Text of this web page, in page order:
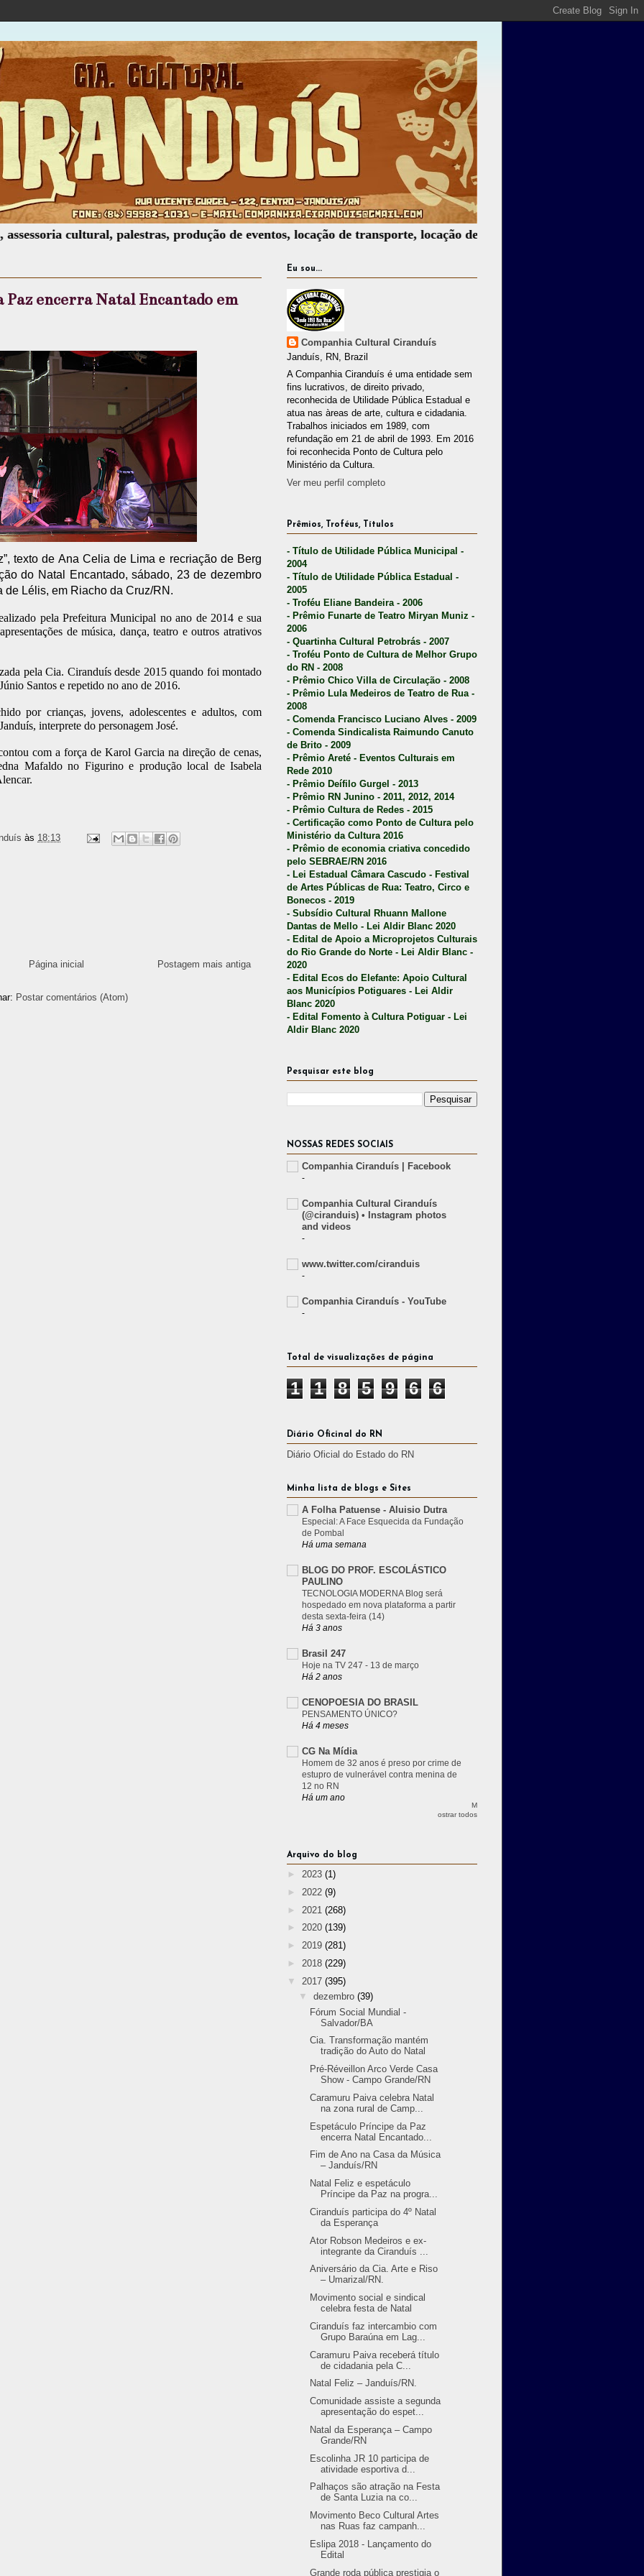
cultural, palestras, produção de eventos, locação de transporte, locação de som, iluminação e muito mais.
Paz encerra Natal Encantado em
texto de Ana Celia de Lima e recriação de Berg
do Natal Encantado, sábado, 23 de dezembro
de Lélis, em Riacho da Cruz/RN.
pela Prefeitura Municipal no ano de 2014 e sua
de música, dança, teatro e outros atrativos
pela Cia. Ciranduís desde 2015 quando foi montado
Santos e repetido no ano de 2016.
por crianças, jovens, adolescentes e adultos, com
interprete do personagem José.
com a força de Karol Garcia na direção de cenas,
Mafaldo no Figurino e produção local de Isabela
às 18:13
Postagem mais antiga
Página inicial
Postar comentários (Atom)
Eu sou...
Companhia Cultural Ciranduís
Janduís, RN, Brazil
A Companhia Ciranduís é uma entidade sem
fins lucrativos, de direito privado,
reconhecida de Utilidade Pública Estadual e
atua nas àreas de arte, cultura e cidadania.
Trabalhos iniciados em 1989, com
refundação em 21 de abril de 1993. Em 2016
foi reconhecida Ponto de Cultura pelo
Ministério da Cultura.
Ver meu perfil completo
Prêmios, Troféus, Títulos
- Título de Utilidade Pública Municipal -
2004
- Título de Utilidade Pública Estadual -
2005
- Troféu Eliane Bandeira - 2006
- Prêmio Funarte de Teatro Miryan Muniz -
2006
- Quartinha Cultural Petrobrás - 2007
- Troféu Ponto de Cultura de Melhor Grupo
do RN - 2008
- Prêmio Chico Villa de Circulação - 2008
- Prêmio Lula Medeiros de Teatro de Rua -
2008
- Comenda Francisco Luciano Alves - 2009
- Comenda Sindicalista Raimundo Canuto
de Brito - 2009
- Prêmio Areté - Eventos Culturais em
Rede 2010
- Prêmio Deífilo Gurgel - 2013
- Prêmio RN Junino - 2011, 2012, 2014
- Prêmio Cultura de Redes - 2015
- Certificação como Ponto de Cultura pelo
Ministério da Cultura 2016
- Prêmio de economia criativa concedido
pelo SEBRAE/RN 2016
- Lei Estadual Câmara Cascudo - Festival
de Artes Públicas de Rua: Teatro, Circo e
Bonecos - 2019
- Subsídio Cultural Rhuann Mallone
Dantas de Mello - Lei Aldir Blanc 2020
- Edital de Apoio a Microprojetos Culturais
do Rio Grande do Norte - Lei Aldir Blanc -
2020
- Edital Ecos do Elefante: Apoio Cultural
aos Municípios Potiguares - Lei Aldir
Blanc 2020
- Edital Fomento à Cultura Potiguar - Lei
Aldir Blanc 2020
Pesquisar este blog
NOSSAS REDES SOCIAIS
Companhia Ciranduís | Facebook
-
Companhia Cultural Ciranduís
(@ciranduis) • Instagram photos
and videos
-
www.twitter.com/ciranduis
-
Companhia Ciranduís - YouTube
-
Total de visualizações de página
1 1 8 5 9 6 6
Diário Oficinal do RN
Diário Oficial do Estado do RN
Minha lista de blogs e Sites
A Folha Patuense - Aluisio Dutra
Especial: A Face Esquecida da Fundação
de Pombal
Há uma semana
BLOG DO PROF. ESCOLÁSTICO
PAULINO
TECNOLOGIA MODERNA Blog será
hospedado em nova plataforma a partir
desta sexta-feira (14)
Há 3 anos
Brasil 247
Hoje na TV 247 - 13 de março
Há 2 anos
CENOPOESIA DO BRASIL
PENSAMENTO ÚNICO?
Há 4 meses
CG Na Mídia
Homem de 32 anos é preso por crime de
estupro de vulnerável contra menina de
12 no RN
Há um ano
M
ostrar todos
Arquivo do blog
► 2023 (1)
► 2022 (9)
► 2021 (268)
► 2020 (139)
► 2019 (281)
► 2018 (229)
▼ 2017 (395)
▼ dezembro (39)
Fórum Social Mundial -
Salvador/BA
Cia. Transformação mantém
tradição do Auto do Natal
Pré-Réveillon Arco Verde Casa
Show - Campo Grande/RN
Caramuru Paiva celebra Natal
na zona rural de Camp...
Espetáculo Príncipe da Paz
encerra Natal Encantado...
Fim de Ano na Casa da Música
– Janduís/RN
Natal Feliz e espetáculo
Príncipe da Paz na progra...
Ciranduís participa do 4º Natal
da Esperança
Ator Robson Medeiros e ex-
integrante da Ciranduís ...
Aniversário da Cia. Arte e Riso
– Umarizal/RN.
Movimento social e sindical
celebra festa de Natal
Ciranduís faz intercambio com
Grupo Baraúna em Lag...
Caramuru Paiva receberá título
de cidadania pela C...
Natal Feliz – Janduís/RN.
Comunidade assiste a segunda
apresentação do espet...
Natal da Esperança – Campo
Grande/RN
Escolinha JR 10 participa de
atividade esportiva d...
Palhaços são atração na Festa
de Santa Luzia na co...
Movimento Beco Cultural Artes
nas Ruas faz campanh...
Eslipa 2018 - Lançamento do
Edital
Grande roda pública prestigia o